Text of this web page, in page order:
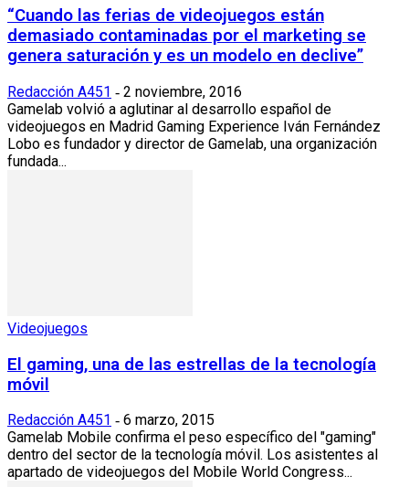
“Cuando las ferias de videojuegos están
demasiado contaminadas por el marketing se
genera saturación y es un modelo en declive”
Redacción A451 - 2 noviembre, 2016
Gamelab volvió a aglutinar al desarrollo español de
videojuegos en Madrid Gaming Experience Iván Fernández
Lobo es fundador y director de Gamelab, una organización
fundada...
Videojuegos
El gaming, una de las estrellas de la tecnología
móvil
Redacción A451 - 6 marzo, 2015
Gamelab Mobile confirma el peso específico del "gaming"
dentro del sector de la tecnología móvil. Los asistentes al
apartado de videojuegos del Mobile World Congress...